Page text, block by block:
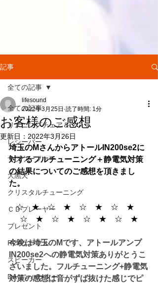
記事
全ての記事
リスニングチェア＆ソファ
レシーバー
サブウーファー
大黒天
クリスタルチューニング
ＣＤプレーヤー
プレゼント
RCAケーブル
スピーカー
DAコンバーター
全ての記事
お客様のご感想
lifesound
2022年3月25日 読了時間: 1分
更新日： 2022年3月26日
埼玉のMさんからアトールIN200se2に
対するフルチューニング＋静電気対策
の結果についてのご感想を頂きまし
た。
☆　★　☆　★　☆　★　☆　★
☆　★　☆　★　☆　★　☆　★
今晩は埼玉のMです、アトールアンプ
IN200se2への静電気対策ありがとうこ
ざいました。フルチューニング+静電気
対策の感想は音がずば抜けた感じでピ